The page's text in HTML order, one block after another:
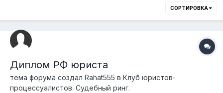
СОРТИРОВКА
Диплом РФ юриста
тема форума создал Rahat555 в Клуб юристов-
процессуалистов. Судебный ринг.